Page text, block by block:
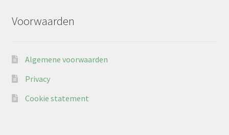
Voorwaarden
Algemene voorwaarden
Privacy
Cookie statement